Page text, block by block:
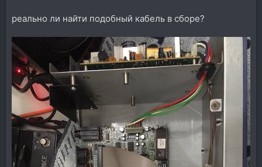
реально ли найти подобный кабель в сборе?